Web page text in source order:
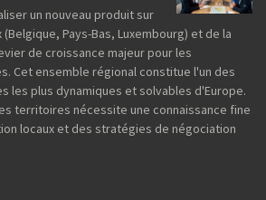
un nouveau produit sur
Pays-Bas, Luxembourg) et de la
de croissance majeur pour les
Cet ensemble régional constitue l'un des
les plus dynamiques et solvables d'Europe.
territoires nécessite une connaissance fine
locaux et des stratégies de négociation